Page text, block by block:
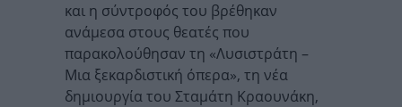
και η σύντροφός του βρέθηκαν
ανάμεσα στους θεατές που
παρακολούθησαν τη «Λυσιστράτη –
Μια ξεκαρδιστική όπερα», τη νέα
δημιουργία του Σταμάτη Κραουνάκη,